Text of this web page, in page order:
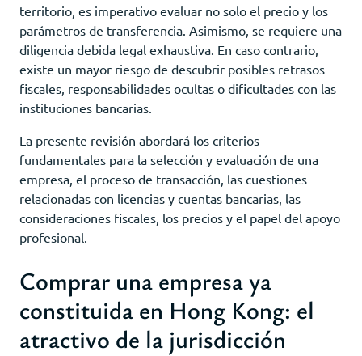
territorio, es imperativo evaluar no solo el precio y los
parámetros de transferencia. Asimismo, se requiere una
diligencia debida legal exhaustiva. En caso contrario,
existe un mayor riesgo de descubrir posibles retrasos
fiscales, responsabilidades ocultas o dificultades con las
instituciones bancarias.
La presente revisión abordará los criterios
fundamentales para la selección y evaluación de una
empresa, el proceso de transacción, las cuestiones
relacionadas con licencias y cuentas bancarias, las
consideraciones fiscales, los precios y el papel del apoyo
profesional.
Comprar una empresa ya
constituida en Hong Kong: el
atractivo de la jurisdicción